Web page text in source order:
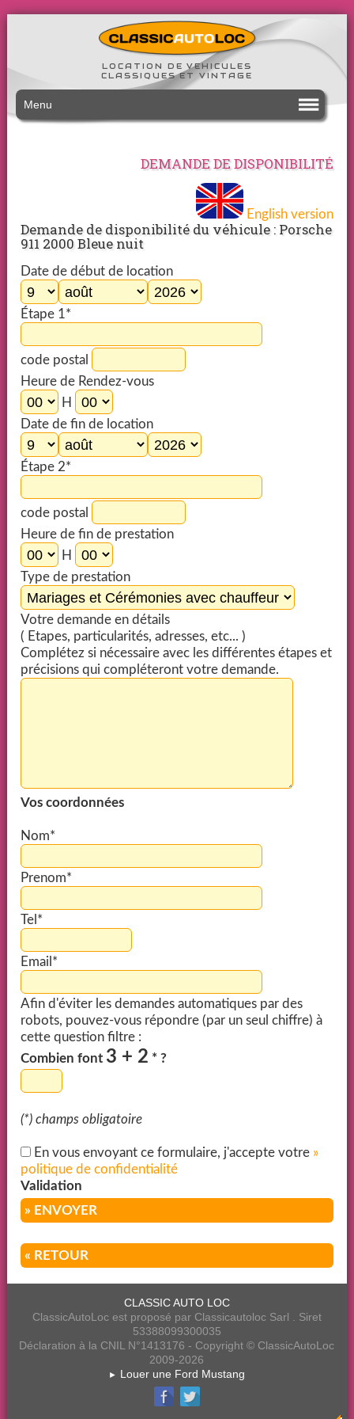
LOCATION DE VEHICULES
CLASSIQUES ET VINTAGE
Menu
DEMANDE DE DISPONIBILITÉ
English version
Demande de disponibilité du véhicule : Porsche
911 2000 Bleue nuit
Date de début de location
Étape 1*
code postal
Heure de Rendez-vous
H
Date de fin de location
Étape 2*
code postal
Heure de fin de prestation
H
Type de prestation
Votre demande en détails
( Etapes, particularités, adresses, etc... )
Complétez si nécessaire avec les différentes étapes et
précisions qui compléteront votre demande.
Vos coordonnées
Nom*
Prenom*
Tel*
Email*
Afin d'éviter les demandes automatiques par des
robots, pouvez-vous répondre (par un seul chiffre) à
cette question filtre :
Combien font 3 + 2 * ?
(*) champs obligatoire
En vous envoyant ce formulaire, j'accepte votre »
politique de confidentialité
Validation
» ENVOYER
« RETOUR
CLASSIC AUTO LOC
ClassicAutoLoc est proposé par Classicautoloc Sarl . Siret
53388099300035
Déclaration à la CNIL N°1413176 - Copyright © ClassicAutoLoc
2009-2026
► Louer une Ford Mustang